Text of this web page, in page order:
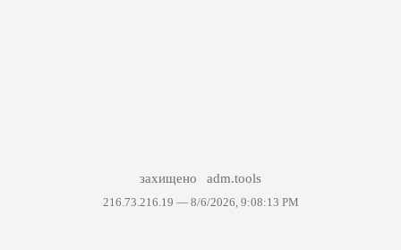
захищено adm.tools
216.73.216.19 — 8/6/2026, 9:08:13 PM